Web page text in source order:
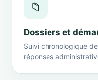
📁
Dossiers et
Suivi chronologique
réponses